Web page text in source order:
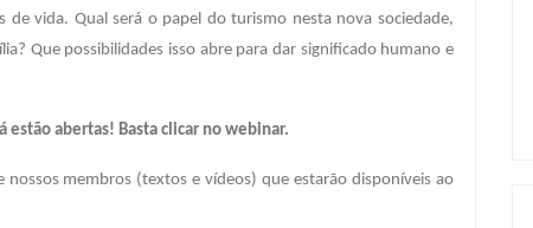
vida. Qual será o papel do turismo nesta nova sociedade,
Que possibilidades isso abre para dar significado humano e
estão abertas! Basta clicar no webinar.
membros (textos e vídeos) que estarão disponíveis ao